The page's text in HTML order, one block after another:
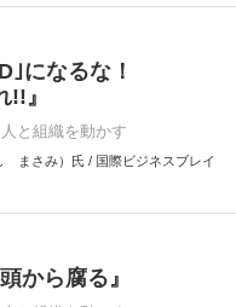
になるな！
!!』
と組織を動かす
まさみ）氏 / 国際ビジネスブレイ
から腐る』